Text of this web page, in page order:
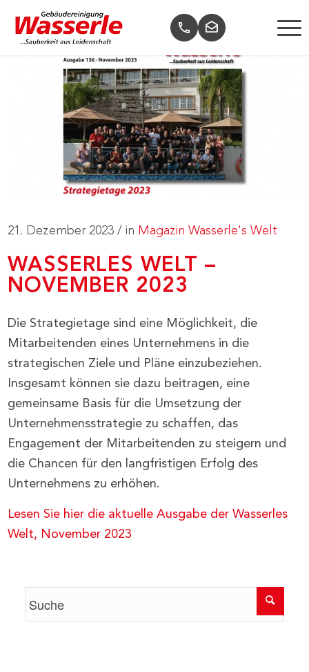
21. Dezember 2023 / in Magazin Wasserle's Welt
WASSERLES WELT –
NOVEMBER 2023
Die Strategietage sind eine Möglichkeit, die
Mitarbeitenden eines Unternehmens in die
strategischen Ziele und Pläne einzubeziehen.
Insgesamt können sie dazu beitragen, eine
gemeinsame Basis für die Umsetzung der
Unternehmensstrategie zu schaffen, das
Engagement der Mitarbeitenden zu steigern und
die Chancen für den langfristigen Erfolg des
Unternehmens zu erhöhen.
Lesen Sie hier die aktuelle Ausgabe der Wasserles
Welt, November 2023